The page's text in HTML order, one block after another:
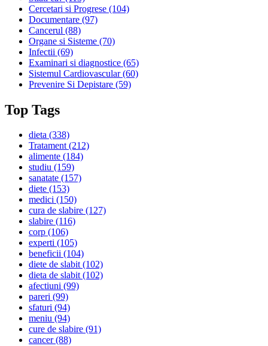
Cercetari si Progrese (104)
Documentare (97)
Cancerul (88)
Organe si Sisteme (70)
Infectii (69)
Examinari si diagnostice (65)
Sistemul Cardiovascular(60)
Prevenire Si Depistare (59)
Top Tags
dieta (338)
Tratament(212)
alimente (184)
studiu (159)
sanatate (157)
diete (153)
medici (150)
cura de slabire (127)
slabire (116)
corp (106)
experti (105)
beneficii (104)
diete de slabit(102)
dieta de slabit(102)
afectiuni (99)
pareri (99)
sfaturi (94)
meniu (94)
cure de slabire (91)
cancer(88)